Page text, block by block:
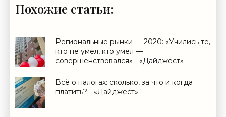
Похожие статьи:
Региональные рынки — 2020: «Учились те,
кто не умел, кто умел —
совершенствовался» - «Дайджест»
Всё о налогах: сколько, за что и когда
платить? - «Дайджест»